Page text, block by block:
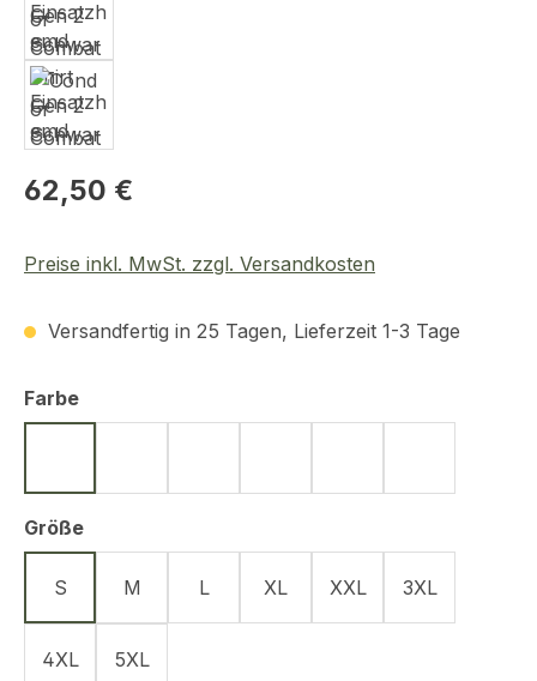
Regulärer Preis:
62,50 €
Preise inkl. MwSt. zzgl. Versandkosten
Versandfertig in 25 Tagen, Lieferzeit 1-3 Tage
Farbeauswählen
Größeauswählen
S M L XL XXL 3XL
4XL 5XL